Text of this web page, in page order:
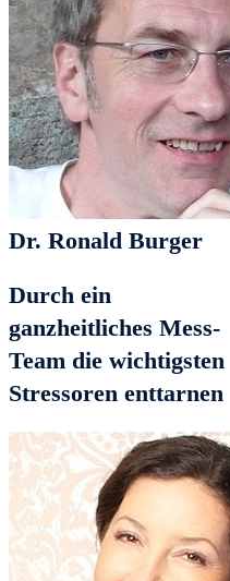
Dr. Ronald Burger
Durch ein
ganzheitliches Mess-
Team die wichtigsten
Stressoren enttarnen